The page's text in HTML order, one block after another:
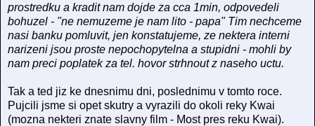
prostredku a kradit nam dojde za cca 1min, odpovedeli
bohuzel - "ne nemuzeme je nam lito - papa" Tim nechceme
nasi banku pomluvit, jen konstatujeme, ze nektera interni
narizeni jsou proste nepochopytelna a stupidni - mohli by
nam preci poplatek za tel. hovor strhnout z naseho uctu.
Tak a ted jiz ke dnesnimu dni, poslednimu v tomto roce.
Pujcili jsme si opet skutry a vyrazili do okoli reky Kwai
(mozna nekteri znate slavny film - Most pres reku Kwai).